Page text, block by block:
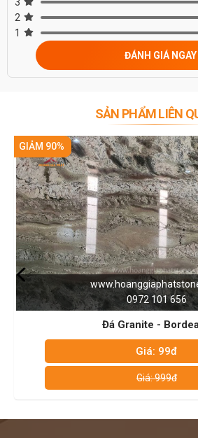
2
1
ĐÁNH GIÁ NGAY
SẢN PHẨM LIÊN
GIẢM 90%
Đá